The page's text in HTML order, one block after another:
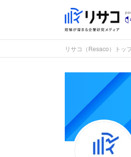
リサコ（Resaco）トッ